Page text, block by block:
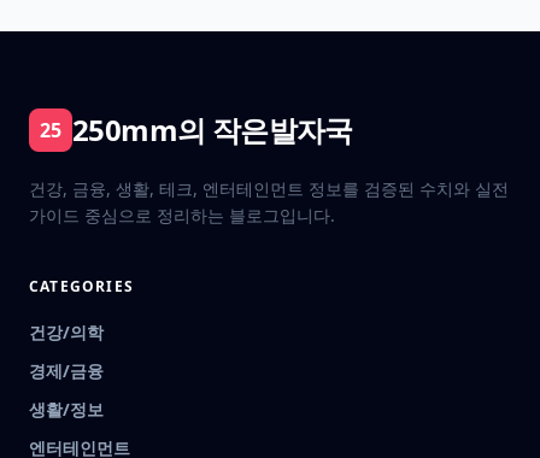
25 250mm의 작은발자국
건강, 금융, 생활, 테크, 엔터테인먼트 정보를 검증된 수치와 실전
가이드 중심으로 정리하는 블로그입니다.
CATEGORIES
건강/의학
경제/금융
생활/정보
엔터테인먼트